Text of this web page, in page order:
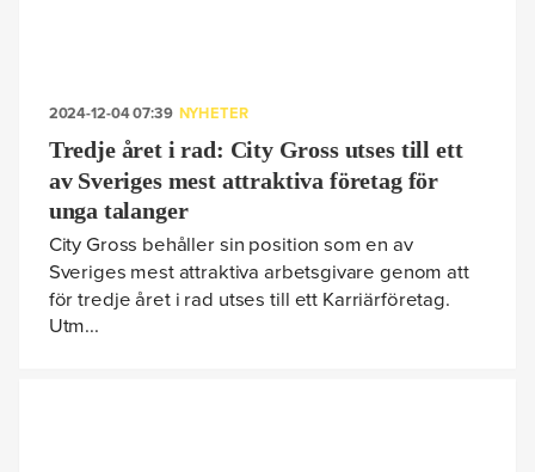
2024-12-04 07:39 NYHETER
Tredje året i rad: City Gross utses till ett
av Sveriges mest attraktiva företag för
unga talanger
City Gross behåller sin position som en av
Sveriges mest attraktiva arbetsgivare genom att
för tredje året i rad utses till ett Karriärföretag.
Utm...